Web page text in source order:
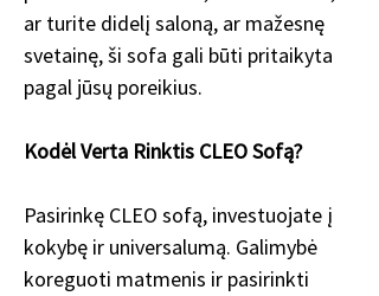
ar turite didelį saloną, ar mažesnę
svetainę, ši sofa gali būti pritaikyta
pagal jūsų poreikius.
Kodėl Verta Rinktis CLEO Sofą?
Pasirinkę CLEO sofą, investuojate į
kokybę ir universalumą. Galimybė
koreguoti matmenis ir pasirinkti